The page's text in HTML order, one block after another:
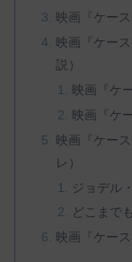
映画『ケー
映画『ケー
説）
映画『ケ
映画『ケ
映画『ケー
レ）
ジョデル
どこまで
映画『ケー